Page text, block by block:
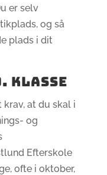
er selv
og så
plads i dit
KLASSE
krav, at du skal i
og
Efterskole
ofte i oktober,